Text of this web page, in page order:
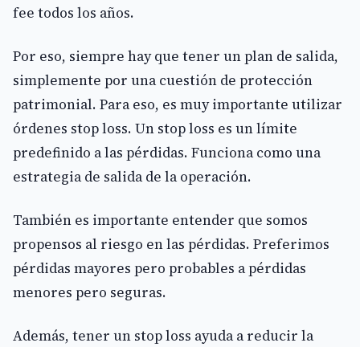
fee todos los años.
Por eso, siempre hay que tener un plan de salida,
simplemente por una cuestión de protección
patrimonial. Para eso, es muy importante utilizar
órdenes stop loss. Un stop loss es un límite
predefinido a las pérdidas. Funciona como una
estrategia de salida de la operación.
También es importante entender que somos
propensos al riesgo en las pérdidas. Preferimos
pérdidas mayores pero probables a pérdidas
menores pero seguras.
Además, tener un stop loss ayuda a reducir la